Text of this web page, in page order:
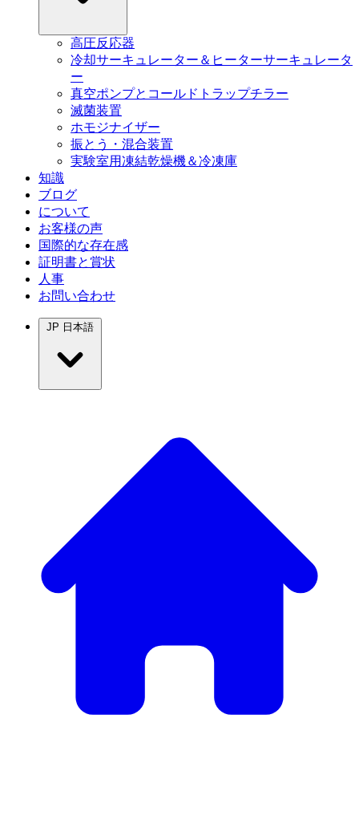
高圧反応器
冷却サーキュレーター＆ヒーターサーキュレータ
ー
真空ポンプとコールドトラップチラー
滅菌装置
ホモジナイザー
振とう・混合装置
実験室用凍結乾燥機＆冷凍庫
知識
ブログ
について
お客様の声
国際的な存在感
証明書と賞状
人事
お問い合わせ
JP 日本語